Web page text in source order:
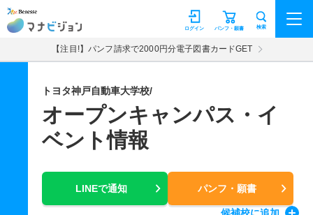
マナビジョン パンフ・願書
ログイン 検索
【注目!】パンフ請求で2000円分電子図書カードGET
トヨタ神戸自動車大学校/
オープンキャンパス・イ
ベント情報
LINEで通知 パンフ・願書